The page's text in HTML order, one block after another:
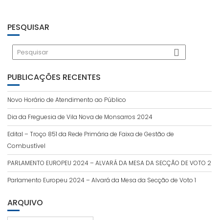
PESQUISAR
PUBLICAÇÕES RECENTES
Novo Horário de Atendimento ao Público
Dia da Freguesia de Vila Nova de Monsarros 2024
Edital – Troço 851 da Rede Primária de Faixa de Gestão de
Combustível
PARLAMENTO EUROPEU 2024 – ALVARÁ DA MESA DA SECÇÃO DE VOTO 2
Parlamento Europeu 2024 – Alvará da Mesa da Secção de Voto 1
ARQUIVO